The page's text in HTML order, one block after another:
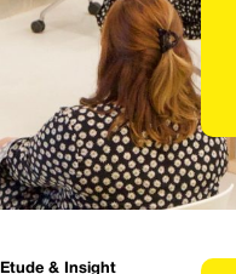
Etude & Insight